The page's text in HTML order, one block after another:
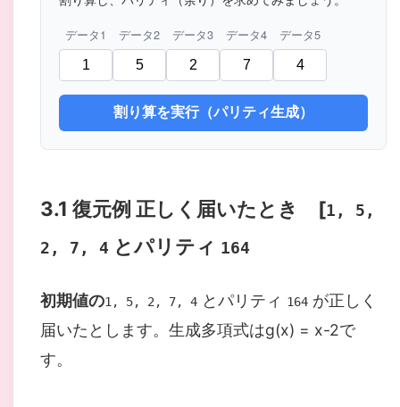
データ1 データ2 データ3 データ4 データ5
割り算を実行（パリティ生成）
3.1 復元例 正しく届いたとき [1, 5,
2, 7, 4 とパリティ 164
初期値の1, 5, 2, 7, 4 とパリティ 164 が正しく
届いたとします。生成多項式はg(x) = x-2で
す。